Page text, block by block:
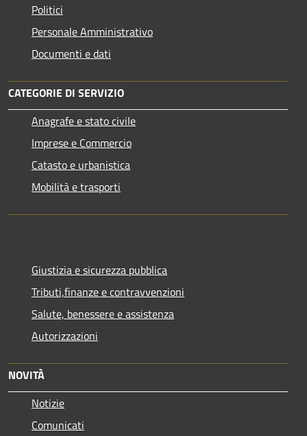
Politici
Personale Amministrativo
Documenti e dati
CATEGORIE DI SERVIZIO
Anagrafe e stato civile
Imprese e Commercio
Catasto e urbanistica
Mobilità e trasporti
Giustizia e sicurezza pubblica
Tributi,finanze e contravvenzioni
Salute, benessere e assistenza
Autorizzazioni
NOVITÀ
Notizie
Comunicati